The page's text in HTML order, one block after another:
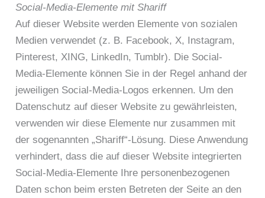
Social-Media-Elemente mit Shariff
Auf dieser Website werden Elemente von sozialen
Medien verwendet (z. B. Facebook, X, Instagram,
Pinterest, XING, LinkedIn, Tumblr). Die Social-
Media-Elemente können Sie in der Regel anhand der
jeweiligen Social-Media-Logos erkennen. Um den
Datenschutz auf dieser Website zu gewährleisten,
verwenden wir diese Elemente nur zusammen mit
der sogenannten „Shariff“-Lösung. Diese Anwendung
verhindert, dass die auf dieser Website integrierten
Social-Media-Elemente Ihre personenbezogenen
Daten schon beim ersten Betreten der Seite an den